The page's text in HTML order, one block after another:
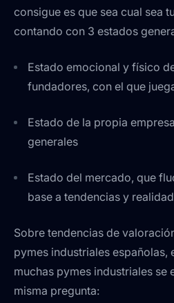
consigue es que sea cual sea
contando con 3 estados
Estado emocional y físico
fundadores, con el que
Estado de la propia
generales
Estado del mercado, que
base a tendencias y
Sobre tendencias de
pymes industriales españolas,
muchas pymes industriales se
misma pregunta: